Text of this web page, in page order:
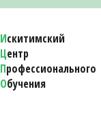
Искитимский
Центр
Профессионального
Обучения